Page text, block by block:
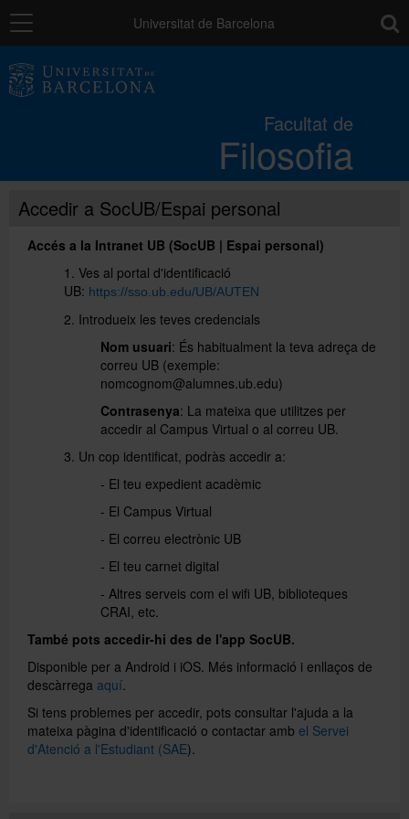
Navegació Universitat de Barcelona
Facultat de
Filosofia
Estudis
Recerca i innovació
Serveis
Mobilitat
Directori
English
Accedir a SocUB/Espai personal
Accés a la Intranet UB (SocUB | Espai personal)
1. Ves al portal d'identificació
UB: https://sso.ub.edu/UB/AUTEN
2. Introdueix les teves credencials
Nom usuari: És habitualment la teva adreça de
correu UB (exemple:
nomcognom@alumnes.ub.edu)
Contrasenya: La mateixa que utilitzes per
accedir al Campus Virtual o al correu UB.
3. Un cop identificat, podràs accedir a:
- El teu expedient acadèmic
- El Campus Virtual
- El correu electrònic UB
- El teu carnet digital
- Altres serveis com el wifi UB, biblioteques
CRAI, etc.
També pots accedir-hi des de l'app SocUB.
Disponible per a Android i iOS. Més informació i enllaços de
descàrrega aquí
Si tens problemes per accedir, pots consultar l'ajuda a la
mateixa pàgina d'identificació o contactar amb el Servei
d'Atenció a l'Estudiant (SAE).